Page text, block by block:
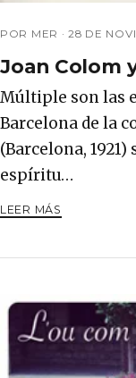
POR MER ·28 DE
Joan Colom
Múltiple son las
Barcelona de la
(Barcelona, 1921)
espíritu…
LEER MÁS